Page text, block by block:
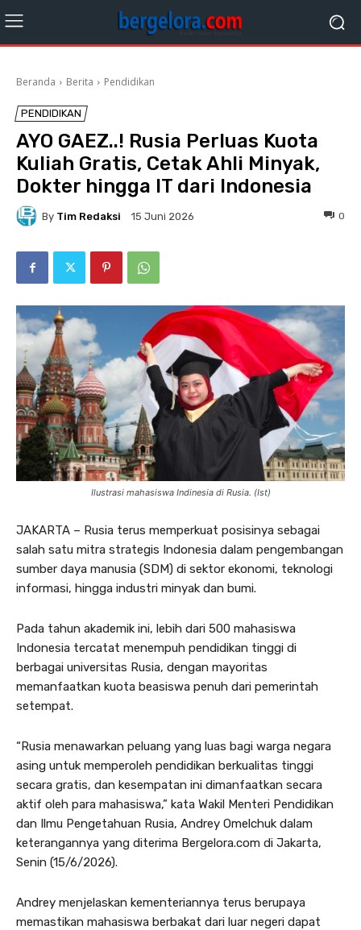
Beranda Berita Pendidikan
PENDIDIKAN
AYO GAEZ..! Rusia Perluas Kuota
Kuliah Gratis, Cetak Ahli Minyak,
Dokter hingga IT dari Indonesia
By Tim Redaksi 15 Juni 2026 0
Ilustrasi mahasiswa Indinesia di Rusia. (Ist)
JAKARTA – Rusia terus memperkuat posisinya sebagai
salah satu mitra strategis Indonesia dalam pengembangan
sumber daya manusia (SDM) di sektor ekonomi, teknologi
informasi, hingga industri minyak dan bumi.
Pada tahun akademik ini, lebih dari 500 mahasiswa
Indonesia tercatat menempuh pendidikan tinggi di
berbagai universitas Rusia, dengan mayoritas
memanfaatkan kuota beasiswa penuh dari pemerintah
setempat.
“Rusia menawarkan peluang yang luas bagi warga negara
asing untuk memperoleh pendidikan berkualitas tinggi
secara gratis, dan kesempatan ini dimanfaatkan secara
aktif oleh para mahasiswa,” kata Wakil Menteri Pendidikan
dan Ilmu Pengetahuan Rusia, Andrey Omelchuk dalam
keterangannya yang diterima Bergelora.com di Jakarta,
Senin (15/6/2026).
Andrey menjelaskan kementeriannya terus berupaya
memastikan mahasiswa berbakat dari luar negeri dapat